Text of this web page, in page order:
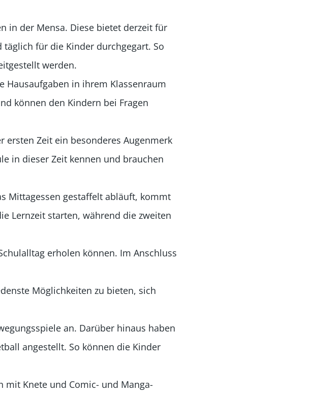
in der Mensa. Diese bietet derzeit für
täglich für die Kinder durchgegart. So
werden.
Hausaufgaben in ihrem Klassenraum
können den Kindern bei Fragen
ersten Zeit ein besonderes Augenmerk
in dieser Zeit kennen und brauchen
Mittagessen gestaffelt abläuft, kommt
Lernzeit starten, während die zweiten
erholen können. Im Anschluss
Möglichkeiten zu bieten, sich
an. Darüber hinaus haben
angestellt. So können die Kinder
mit Knete und Comic- und Manga-